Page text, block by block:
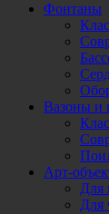
Фонтаны
Вазоны и
Арт-
Для
Для